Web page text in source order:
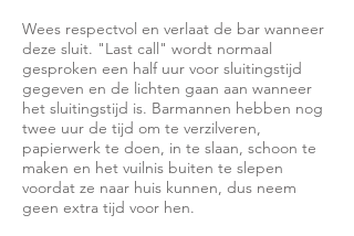
Wees respectvol en verlaat de bar wanneer
deze sluit. "Last call" wordt normaal
gesproken een half uur voor sluitingstijd
gegeven en de lichten gaan aan wanneer
het sluitingstijd is. Barmannen hebben nog
twee uur de tijd om te verzilveren,
papierwerk te doen, in te slaan, schoon te
maken en het vuilnis buiten te slepen
voordat ze naar huis kunnen, dus neem
geen extra tijd voor hen.